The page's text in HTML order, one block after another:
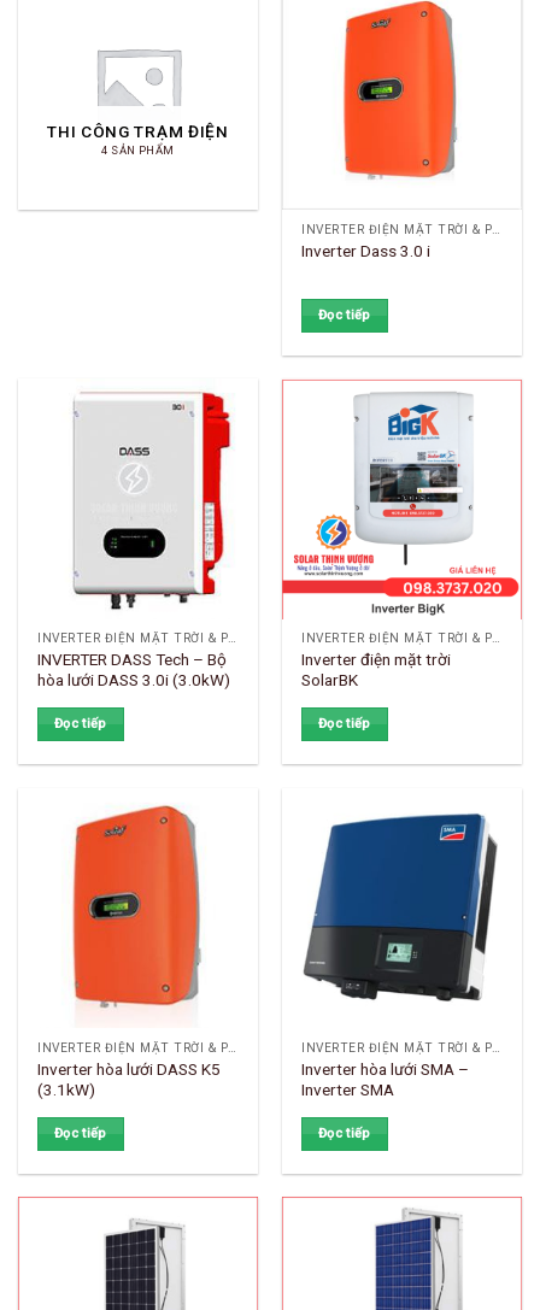
THI CÔNG TRẠM ĐIỆN
4 SẢN PHẨM
Inverter Dass 3.0 i
Đọc tiếp
INVERTER ĐIỆN MẶT TRỜI & PHỤ KIỆN
INVERTER DASS Tech – Bộ
hòa lưới DASS 3.0i (3.0kW)
Đọc tiếp
INVERTER ĐIỆN MẶT TRỜI & PHỤ KIỆN
Inverter điện mặt trời
SolarBK
Đọc tiếp
Inverter hòa lưới DASS K5
(3.1kW)
Đọc tiếp
Inverter hòa lưới SMA –
Inverter SMA
Đọc tiếp